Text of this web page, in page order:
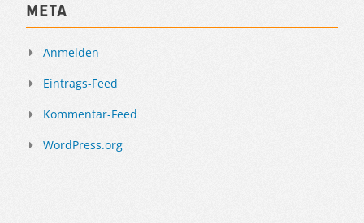
Meta
Anmelden
Eintrags-Feed
Kommentar-Feed
WordPress.org